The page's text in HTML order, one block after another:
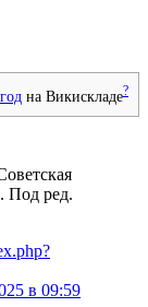
на Викискладе?
Под ред.
в 09:59